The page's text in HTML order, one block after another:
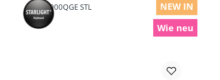
NEW IN
Wie neu